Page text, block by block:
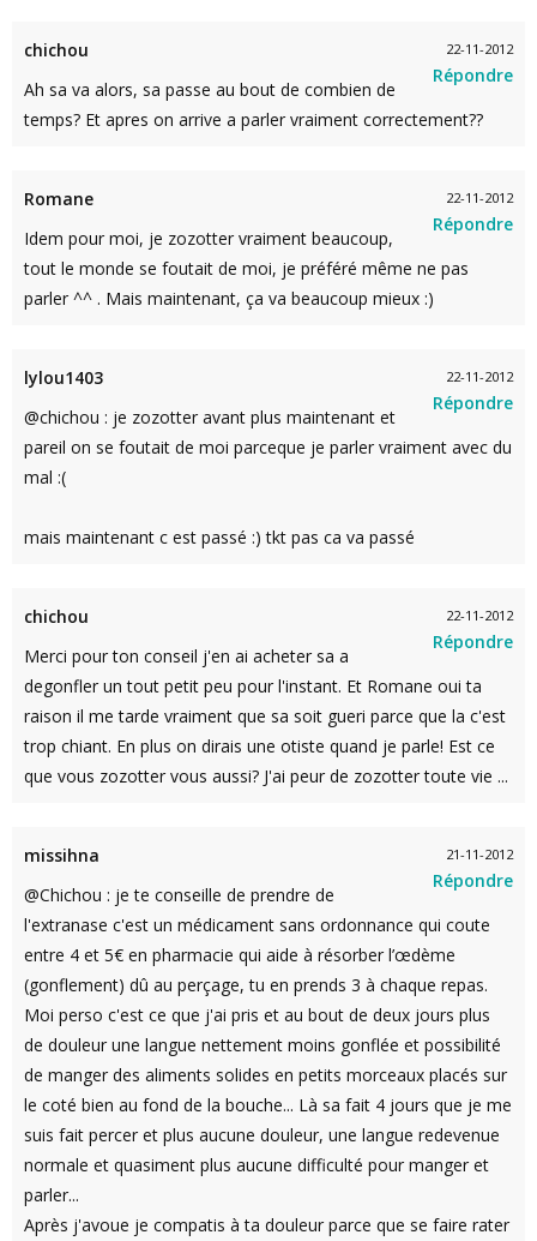
22-11-2012
Répondre
chichou
Ah sa va alors, sa passe au bout de combien de
temps? Et apres on arrive a parler vraiment correctement??
22-11-2012
Répondre
Romane
Idem pour moi, je zozotter vraiment beaucoup,
tout le monde se foutait de moi, je préféré même ne pas
parler ^^ . Mais maintenant, ça va beaucoup mieux :)
22-11-2012
Répondre
lylou1403
@chichou : je zozotter avant plus maintenant et
pareil on se foutait de moi parceque je parler vraiment avec du
mal :(
mais maintenant c est passé :) tkt pas ca va passé
22-11-2012
Répondre
chichou
Merci pour ton conseil j'en ai acheter sa a
degonfler un tout petit peu pour l'instant. Et Romane oui ta
raison il me tarde vraiment que sa soit gueri parce que la c'est
trop chiant. En plus on dirais une otiste quand je parle! Est ce
que vous zozotter vous aussi? J'ai peur de zozotter toute vie ...
21-11-2012
Répondre
missihna
@Chichou : je te conseille de prendre de
l'extranase c'est un médicament sans ordonnance qui coute
entre 4 et 5€ en pharmacie qui aide à résorber l’œdème
(gonflement) dû au perçage, tu en prends 3 à chaque repas.
Moi perso c'est ce que j'ai pris et au bout de deux jours plus
de douleur une langue nettement moins gonflée et possibilité
de manger des aliments solides en petits morceaux placés sur
le coté bien au fond de la bouche... Là sa fait 4 jours que je me
suis fait percer et plus aucune douleur, une langue redevenue
normale et quasiment plus aucune difficulté pour manger et
parler...
Après j'avoue je compatis à ta douleur parce que se faire rater